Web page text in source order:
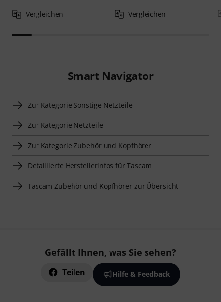
Vergleichen Vergleichen
Smart Navigator
Zur Kategorie Sonstige Netzteile
Zur Kategorie Netzteile
Zur Kategorie Zubehör und Kopfhörer
Detaillierte Herstellerinfos für Tascam
Tascam Zubehör und Kopfhörer zur Übersicht
Gefällt Ihnen, was Sie sehen?
Teilen Hilfe & Feedback